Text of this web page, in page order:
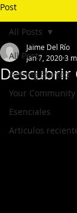
Post
All Posts
Getting Started
Your Community
Esenciales
Articulos
All Posts
Descubrir
Jaime Del Río
Jan 7, 20203